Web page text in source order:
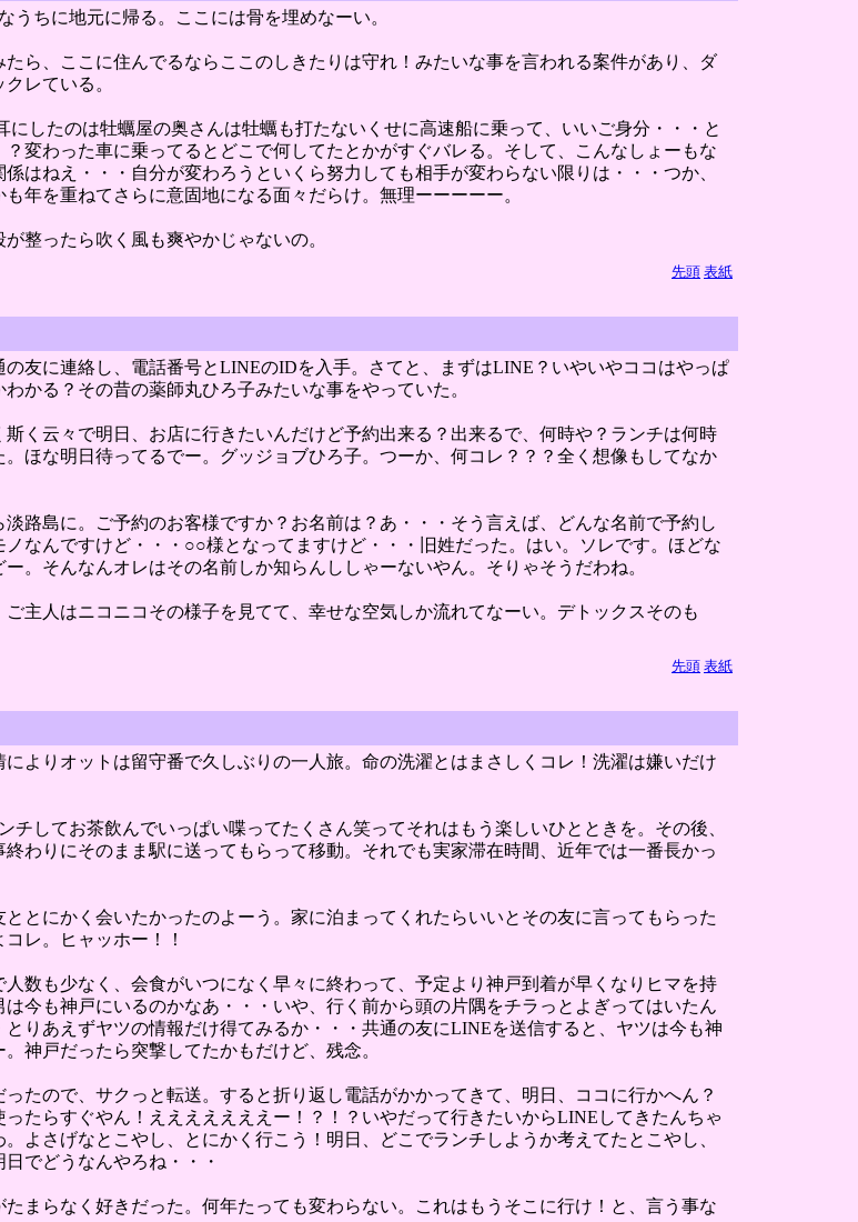
うちに地元に帰る。ここには骨を埋めなーい。
ら、ここに住んでるならここのしきたりは守れ！みたいな事を言われる案件があり、ダ
レている。
したのは牡蠣屋の奥さんは牡蠣も打たないくせに高速船に乗って、いいご身分・・・と
変わった車に乗ってるとどこで何してたとかがすぐバレる。そして、こんなしょーもな
はねえ・・・自分が変わろうといくら努力しても相手が変わらない限りは・・・つか、
年を重ねてさらに意固地になる面々だらけ。無理ーーーーー。
整ったら吹く風も爽やかじゃないの。
先頭 表紙
友に連絡し、電話番号とLINEのIDを入手。さてと、まずはLINE？いやいやココはやっぱ
かる？その昔の薬師丸ひろ子みたいな事をやっていた。
く云々で明日、お店に行きたいんだけど予約出来る？出来るで、何時や？ランチは何時
ほな明日待ってるでー。グッジョブひろ子。つーか、何コレ？？？全く想像もしてなか
路島に。ご予約のお客様ですか？お名前は？あ・・・そう言えば、どんな名前で予約し
なんですけど・・・○○様となってますけど・・・旧姓だった。はい。ソレです。ほどな
。そんなんオレはその名前しか知らんししゃーないやん。そりゃそうだわね。
主人はニコニコその様子を見てて、幸せな空気しか流れてなーい。デトックスそのも
先頭 表紙
よりオットは留守番で久しぶりの一人旅。命の洗濯とはまさしくコレ！洗濯は嫌いだけ
してお茶飲んでいっぱい喋ってたくさん笑ってそれはもう楽しいひとときを。その後、
わりにそのまま駅に送ってもらって移動。それでも実家滞在時間、近年では一番長かっ
とにかく会いたかったのよーう。家に泊まってくれたらいいとその友に言ってもらった
レ。ヒャッホー！！
数も少なく、会食がいつになく早々に終わって、予定より神戸到着が早くなりヒマを持
今も神戸にいるのかなあ・・・いや、行く前から頭の片隅をチラっとよぎってはいたん
りあえずヤツの情報だけ得てみるか・・・共通の友にLINEを送信すると、ヤツは今も神
神戸だったら突撃してたかもだけど、残念。
たので、サクっと転送。すると折り返し電話がかかってきて、明日、ココに行かへん？
たらすぐやん！えええええええー！？！？いやだって行きたいからLINEしてきたんちゃ
よさげなとこやし、とにかく行こう！明日、どこでランチしようか考えてたとこやし、
でどうなんやろね・・・
まらなく好きだった。何年たっても変わらない。これはもうそこに行け！と、言う事な